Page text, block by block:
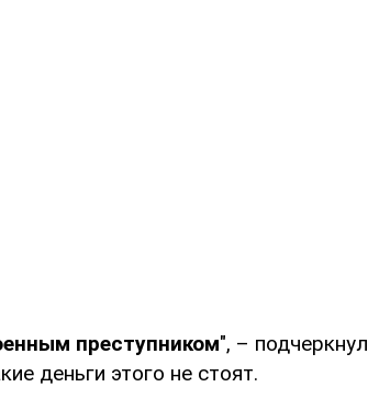
преступником", – подчеркнул
деньги этого не стоят.